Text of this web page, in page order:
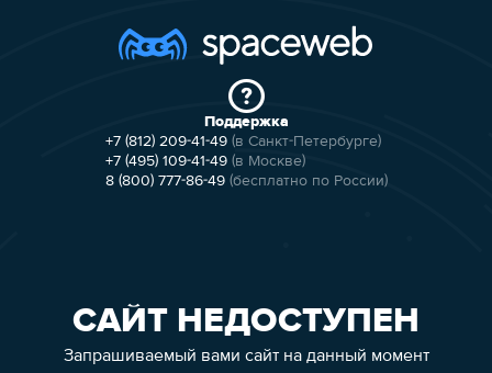
Поддержка
+7 (812) 209-41-49 (в Санкт-Петербурге)
+7 (495) 109-41-49 (в Москве)
8 (800) 777-86-49 (бесплатно по России)
САЙТ НЕДОСТУПЕН
Запрашиваемый вами сайт на данный момент